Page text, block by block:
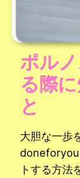
ポル
る際
と
大胆な一歩
トする方法